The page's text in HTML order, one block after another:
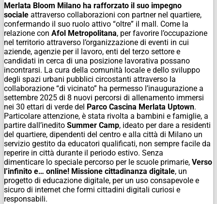
Merlata Bloom Milano ha rafforzato il suo impegno
sociale attraverso collaborazioni con partner nel quartiere,
confermando il suo ruolo attivo “oltre” il mall. Come la
relazione con Afol Metropolitana, per favorire l’occupazione
nel territorio attraverso l’organizzazione di eventi in cui
aziende, agenzie per il lavoro, enti del terzo settore e
candidati in cerca di una posizione lavorativa possano
incontrarsi. La cura della comunità locale e dello sviluppo
degli spazi urbani pubblici circostanti attraverso la
collaborazione “di vicinato” ha permesso l’inaugurazione a
settembre 2025 di 8 nuovi percorsi di allenamento immersi
nei 30 ettari di verde del Parco Cascina Merlata Uptown.
Particolare attenzione, è stata rivolta a bambini e famiglie, a
partire dall’inedito Summer Camp, ideato per dare a residenti
del quartiere, dipendenti del centro e alla città di Milano un
servizio gestito da educatori qualificati, non sempre facile da
reperire in città durante il periodo estivo. Senza
dimenticare lo speciale percorso per le scuole primarie, Verso
l’infinito e… online! Missione cittadinanza digitale, un
progetto di educazione digitale, per un uso consapevole e
sicuro di internet che formi cittadini digitali curiosi e
responsabili.